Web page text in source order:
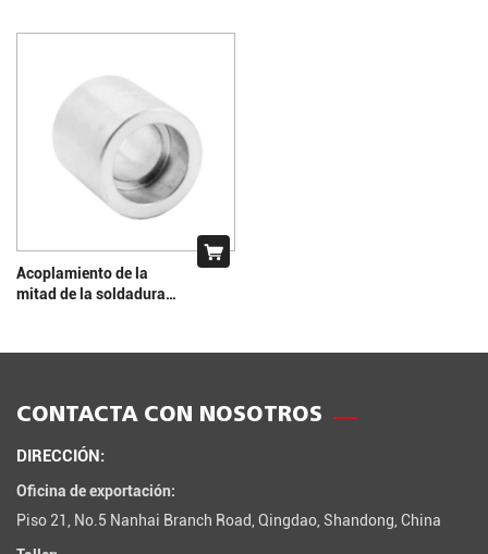
Acoplamiento de la
mitad de la soldadura
CONTACTA CON NOSOTROS
DIRECCIÓN:
Oficina de exportación:
Piso 21, No.5 Nanhai Branch Road, Qingdao, Shandong, China